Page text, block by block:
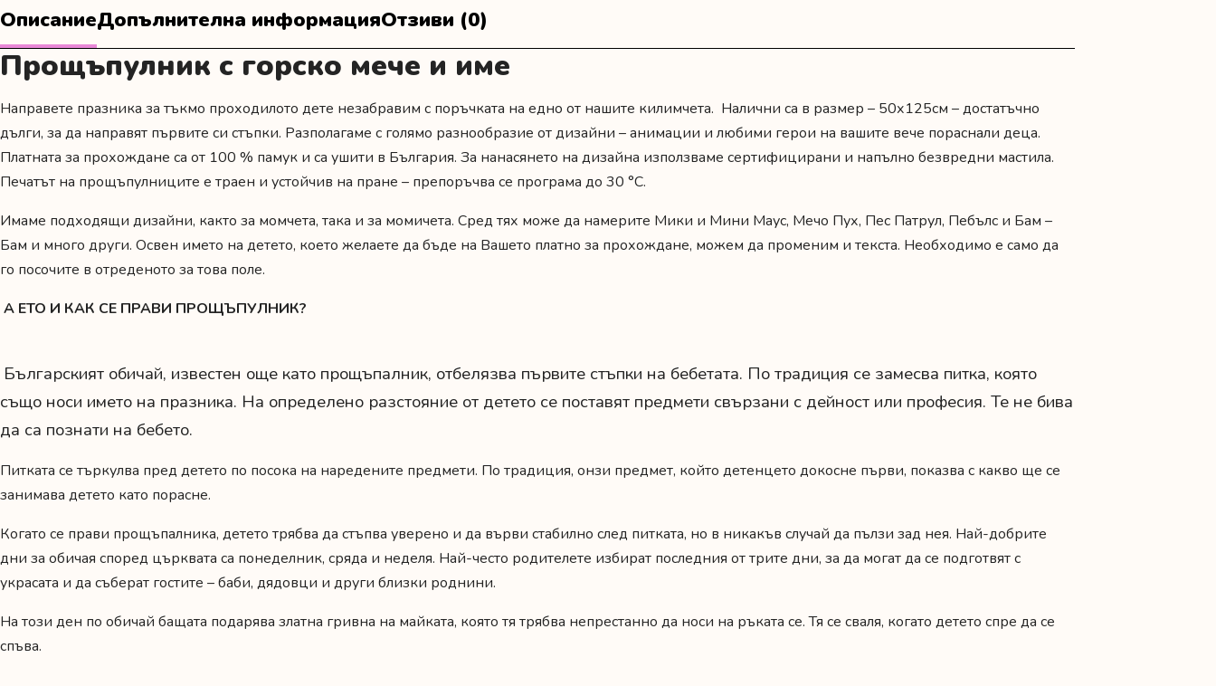
ОписаниеДопълнителна информацияОтзиви (0)
Прощъпулник с горско мече и име
Направете празника за тъкмо проходилото дете незабравим с поръчката на едно от нашите килимчета. Налични са в размер – 50х125см – достатъчно
дълги, за да направят първите си стъпки. Разполагаме с голямо разнообразие отдизайни – анимации и любими герои на вашите вече пораснали деца.
Платната за прохождане са от 100 % памук и са ушити в България. За нанасянето на дизайна използваме сертифицирани и напълно безвредни мастила.
Печатът на прощъпулниците е траен и устойчив на пране – препоръчва се програма до 30 °C.
Имаме подходящи дизайни, както за момчета, така и за момичета. Сред тях може да намерите Мики и Мини Маус, Мечо Пух, Пес Патрул, Пебълс и Бам –
Бам и много други. Освен името на детето, което желаете да бъде на Вашето платно за прохождане, можем да променим и текста. Необходимо е само да
го посочите в отреденото за това поле.
А ЕТО И КАК СЕ ПРАВИ ПРОЩЪПУЛНИК?
Българският обичай, известен още като прощъпалник, отбелязва първите стъпки на бебетата. По традиция се замесва питка, която
също носи името на празника. На определено разстояние от детето се поставят предмети свързани с дейност или професия. Те не бива
да са познати на бебето.
Питката се търкулва пред детето по посока на наредените предмети. По традиция, онзи предмет, който детенцето докосне първи, показва с какво ще се
занимава детето като порасне.
Когато се прави прощъпалника, детето трябва да стъпва уверено и да върви стабилно след питката, но в никакъв случай да пълзи зад нея. Най-добрите
дни за обичая според църквата са понеделник, сряда и неделя. Най-често родителете избират последния от трите дни, за да могат да се подготвят с
украсата и да съберат гостите – баби, дядовци и други близки роднини.
На този ден по обичай бащата подарява златна гривна на майката, която тя трябва непрестанно да носи на ръката се. Тя се сваля, когато детето спре да се
спъва.